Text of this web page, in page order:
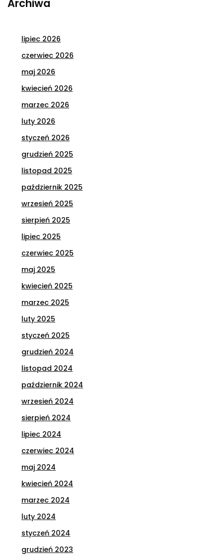
Archiwa
lipiec 2026
czerwiec 2026
maj 2026
kwiecień 2026
marzec 2026
luty 2026
styczeń 2026
grudzień 2025
listopad 2025
październik 2025
wrzesień 2025
sierpień 2025
lipiec 2025
czerwiec 2025
maj 2025
kwiecień 2025
marzec 2025
luty 2025
styczeń 2025
grudzień 2024
listopad 2024
październik 2024
wrzesień 2024
sierpień 2024
lipiec 2024
czerwiec 2024
maj 2024
kwiecień 2024
marzec 2024
luty 2024
styczeń 2024
grudzień 2023